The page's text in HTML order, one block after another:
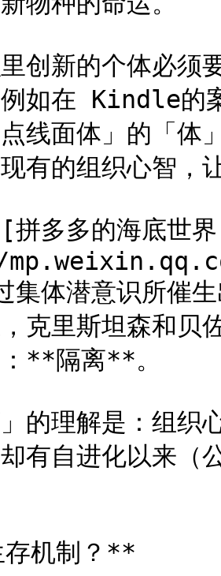
创新的个体必须
如在 Kindle的
线面体」的「体
有的组织心智，
拼多多的海底世
集体潜意识所催
克里斯坦森和贝
**隔离**。
的理解是：组织
有自进化以来（
机制？**